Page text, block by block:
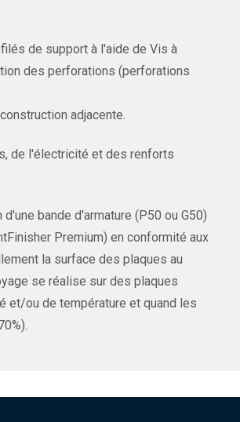
de support à l'aide de Vis à
des perforations (perforations
adjacente.
de l'électricité et des renforts
bande d'armature (P50 ou G50)
Premium) en conformité aux
la surface des plaques au
se réalise sur des plaques
et/ou de température et quand les